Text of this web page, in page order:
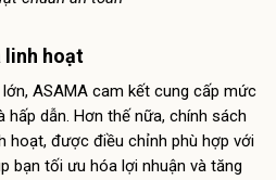
linh hoạt
ASAMA cam kết cung cấp mức
dẫn. Hơn thế nữa, chính sách
hoạt, được điều chỉnh phù hợp với
bạn tối ưu hóa lợi nhuận và tăng